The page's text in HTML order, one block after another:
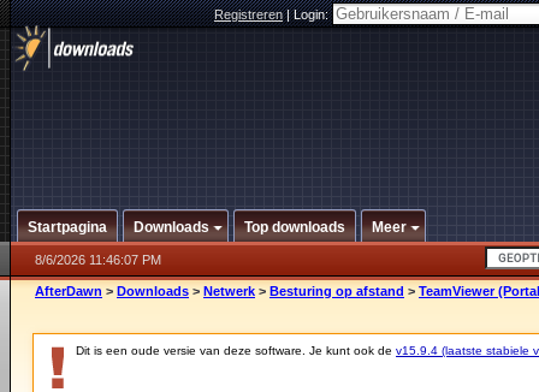
Registreren|Login:
Startpagina Downloads Top downloads Meer
8/6/2026 11:46:07 PM
AfterDawn > Downloads > Netwerk > Besturing op afstand > TeamViewer
Dit is een oude versie van deze software. Je kunt ook de v15.9.4 (laatste stabiele